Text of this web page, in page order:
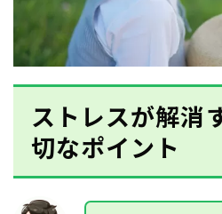
ストレスが解消
切なポイント